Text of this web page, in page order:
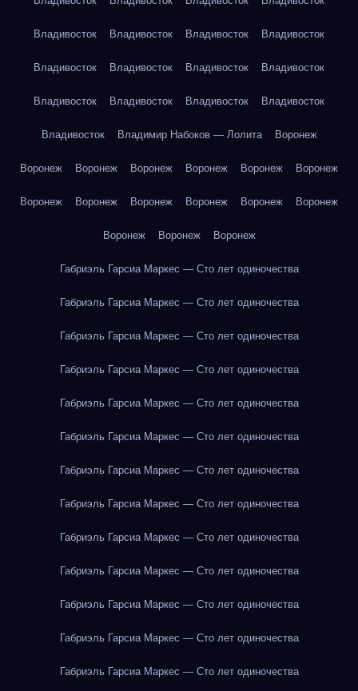
Владивосток Владивосток Владивосток Владивосток
Владивосток Владивосток Владивосток Владивосток
Владивосток Владивосток Владивосток Владивосток
Владивосток Владимир Набоков — Лолита Воронеж
Воронеж Воронеж Воронеж Воронеж Воронеж Воронеж
Воронеж Воронеж Воронеж Воронеж Воронеж Воронеж
Воронеж Воронеж Воронеж
Габриэль Гарсиа Маркес — Сто лет одиночества
Габриэль Гарсиа Маркес — Сто лет одиночества
Габриэль Гарсиа Маркес — Сто лет одиночества
Габриэль Гарсиа Маркес — Сто лет одиночества
Габриэль Гарсиа Маркес — Сто лет одиночества
Габриэль Гарсиа Маркес — Сто лет одиночества
Габриэль Гарсиа Маркес — Сто лет одиночества
Габриэль Гарсиа Маркес — Сто лет одиночества
Габриэль Гарсиа Маркес — Сто лет одиночества
Габриэль Гарсиа Маркес — Сто лет одиночества
Габриэль Гарсиа Маркес — Сто лет одиночества
Габриэль Гарсиа Маркес — Сто лет одиночества
Габриэль Гарсиа Маркес — Сто лет одиночества